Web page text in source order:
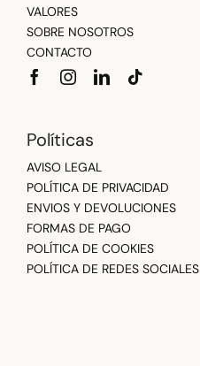
VALORES
SOBRE NOSOTROS
CONTACTO
Políticas
AVISO LEGAL
POLÍTICA DE PRIVACIDAD
ENVIOS Y DEVOLUCIONES
FORMAS DE PAGO
POLÍTICA DE COOKIES
POLÍTICA DE REDES SOCIALES